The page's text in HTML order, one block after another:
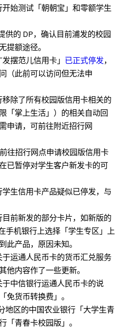
始测试「朝朝宝」和零额学生
供的 DP，确认目前浦发的校园
提额途径。
摆范儿信用卡」 已正式停发，
（此前可以访问但无法申
除了所有校园版信用卡相关的
「掌上生活」）的相关自动回
申请，可前往附近招行网
往招行网点申请校园版信用卡
已暂停对学生客户新发卡的可
生信用卡产品疑似已停发，与
前新发的部分卡片，如新版的
手机银行上选择「学生专区」上
此产品，原因未知。
运通人民币卡的货币汇兑服务
他内容作了一些更新。
中信银行运通人民币卡的说
免货币转换费」。
地区的中国农业银行「大学生青
「青春卡校园版」。